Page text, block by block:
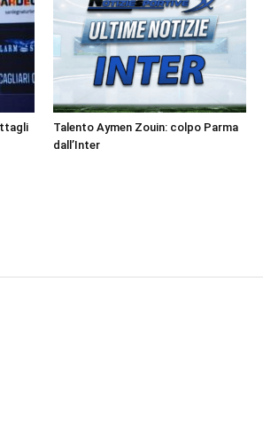
Talento Aymen Zouin: colpo Parma
dall’Inter